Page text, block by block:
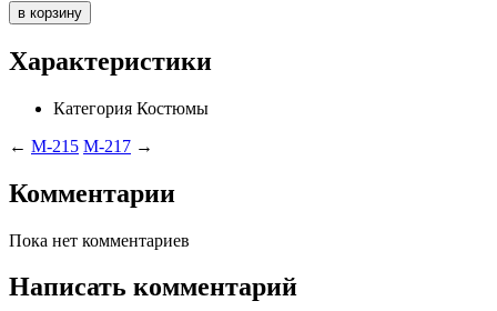
Характеристики
Категория Костюмы
← M-215 M-217 →
Комментарии
Пока нет комментариев
Написать комментарий